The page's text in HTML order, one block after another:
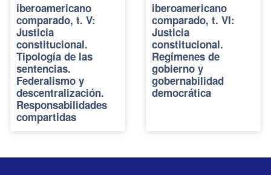
iberoamericano
comparado, t. V:
Justicia
constitucional.
Tipología de las
sentencias.
Federalismo y
descentralización.
Responsabilidades
compartidas
iberoamericano
comparado, t. VI:
Justicia
constitucional.
Regímenes de
gobierno y
gobernabilidad
democrática